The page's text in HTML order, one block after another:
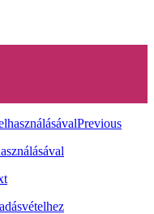
Previous